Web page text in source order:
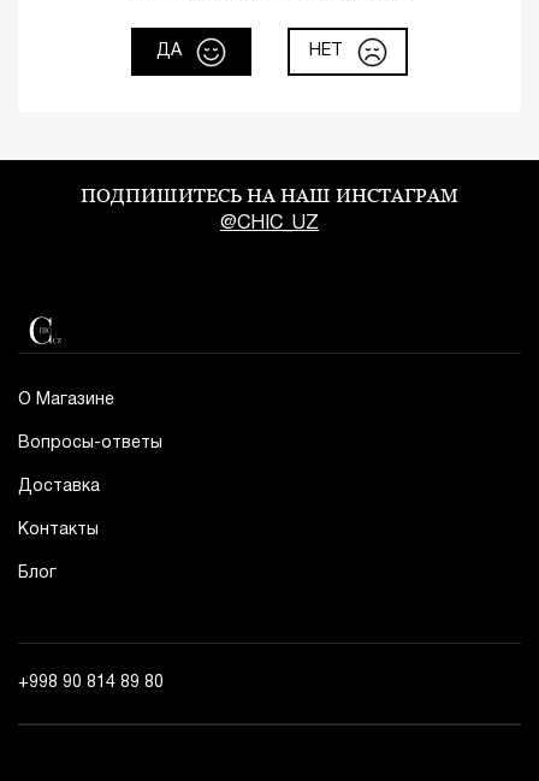
ДА НЕТ
ПОДПИШИТЕСЬ НА НАШ ИНСТАГРАМ
@CHIC_UZ
О Магазине
Вопросы-ответы
Доставка
Контакты
Блог
+998 90 814 89 80